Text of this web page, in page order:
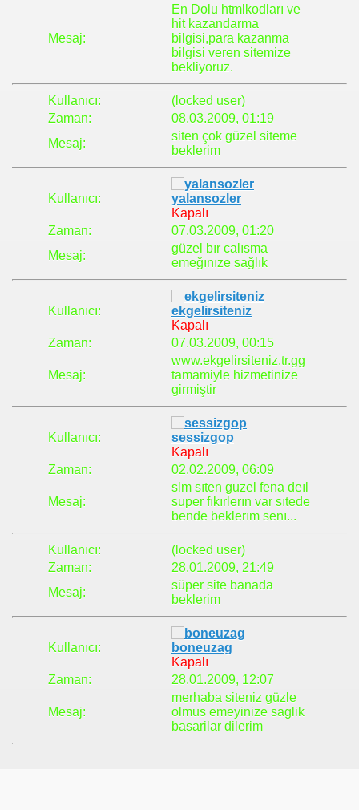
Mesaj:
En Dolu htmlkodları ve
hit kazandarma
bilgisi,para kazanma
bilgisi veren sitemize
bekliyoruz.
Kullanıcı:
(locked user)
Zaman:
08.03.2009, 01:19
Mesaj:
siten çok güzel siteme
beklerim
Kullanıcı:
yalansozler
Kapalı
Zaman:
07.03.2009, 01:20
Mesaj:
güzel bır calısma
emeğınıze sağlık
Kullanıcı:
ekgelirsiteniz
Kapalı
Zaman:
07.03.2009, 00:15
Mesaj:
www.ekgelirsiteniz.tr.gg
tamamiyle hizmetinize
girmiştir
Kullanıcı:
sessizgop
Kapalı
Zaman:
02.02.2009, 06:09
Mesaj:
slm sıten guzel fena deıl
super fıkırlerın var sıtede
bende beklerım senı...
Kullanıcı:
(locked user)
Zaman:
28.01.2009, 21:49
Mesaj:
süper site banada
beklerim
Kullanıcı:
boneuzag
Kapalı
Zaman:
28.01.2009, 12:07
Mesaj:
merhaba siteniz güzle
olmus emeyinize saglik
basarilar dilerim